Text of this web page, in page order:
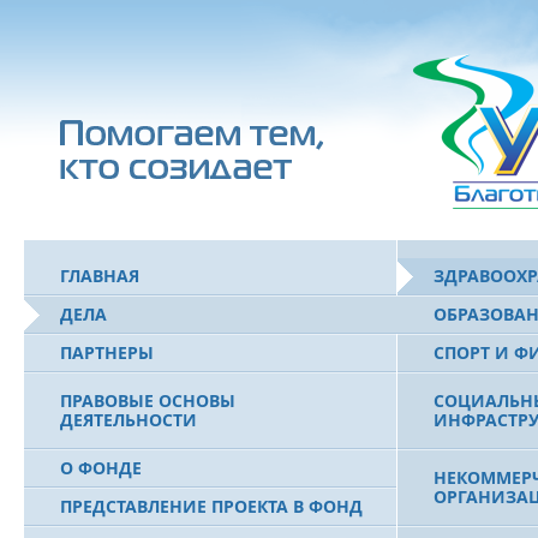
ГЛАВНАЯ
ДЕЛА
ПАРТНЕРЫ
ПРАВОВЫЕ ОСНОВЫ
ДЕЯТЕЛЬНОСТИ
О ФОНДЕ
ПРЕДСТАВЛЕНИЕ ПРОЕКТА В ФОНД
СПОРТ И